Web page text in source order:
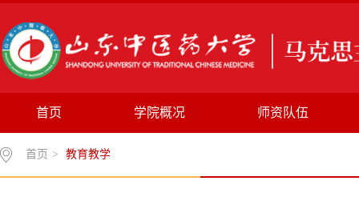
首页 学院概况 师资队伍
首页 > 教育教学